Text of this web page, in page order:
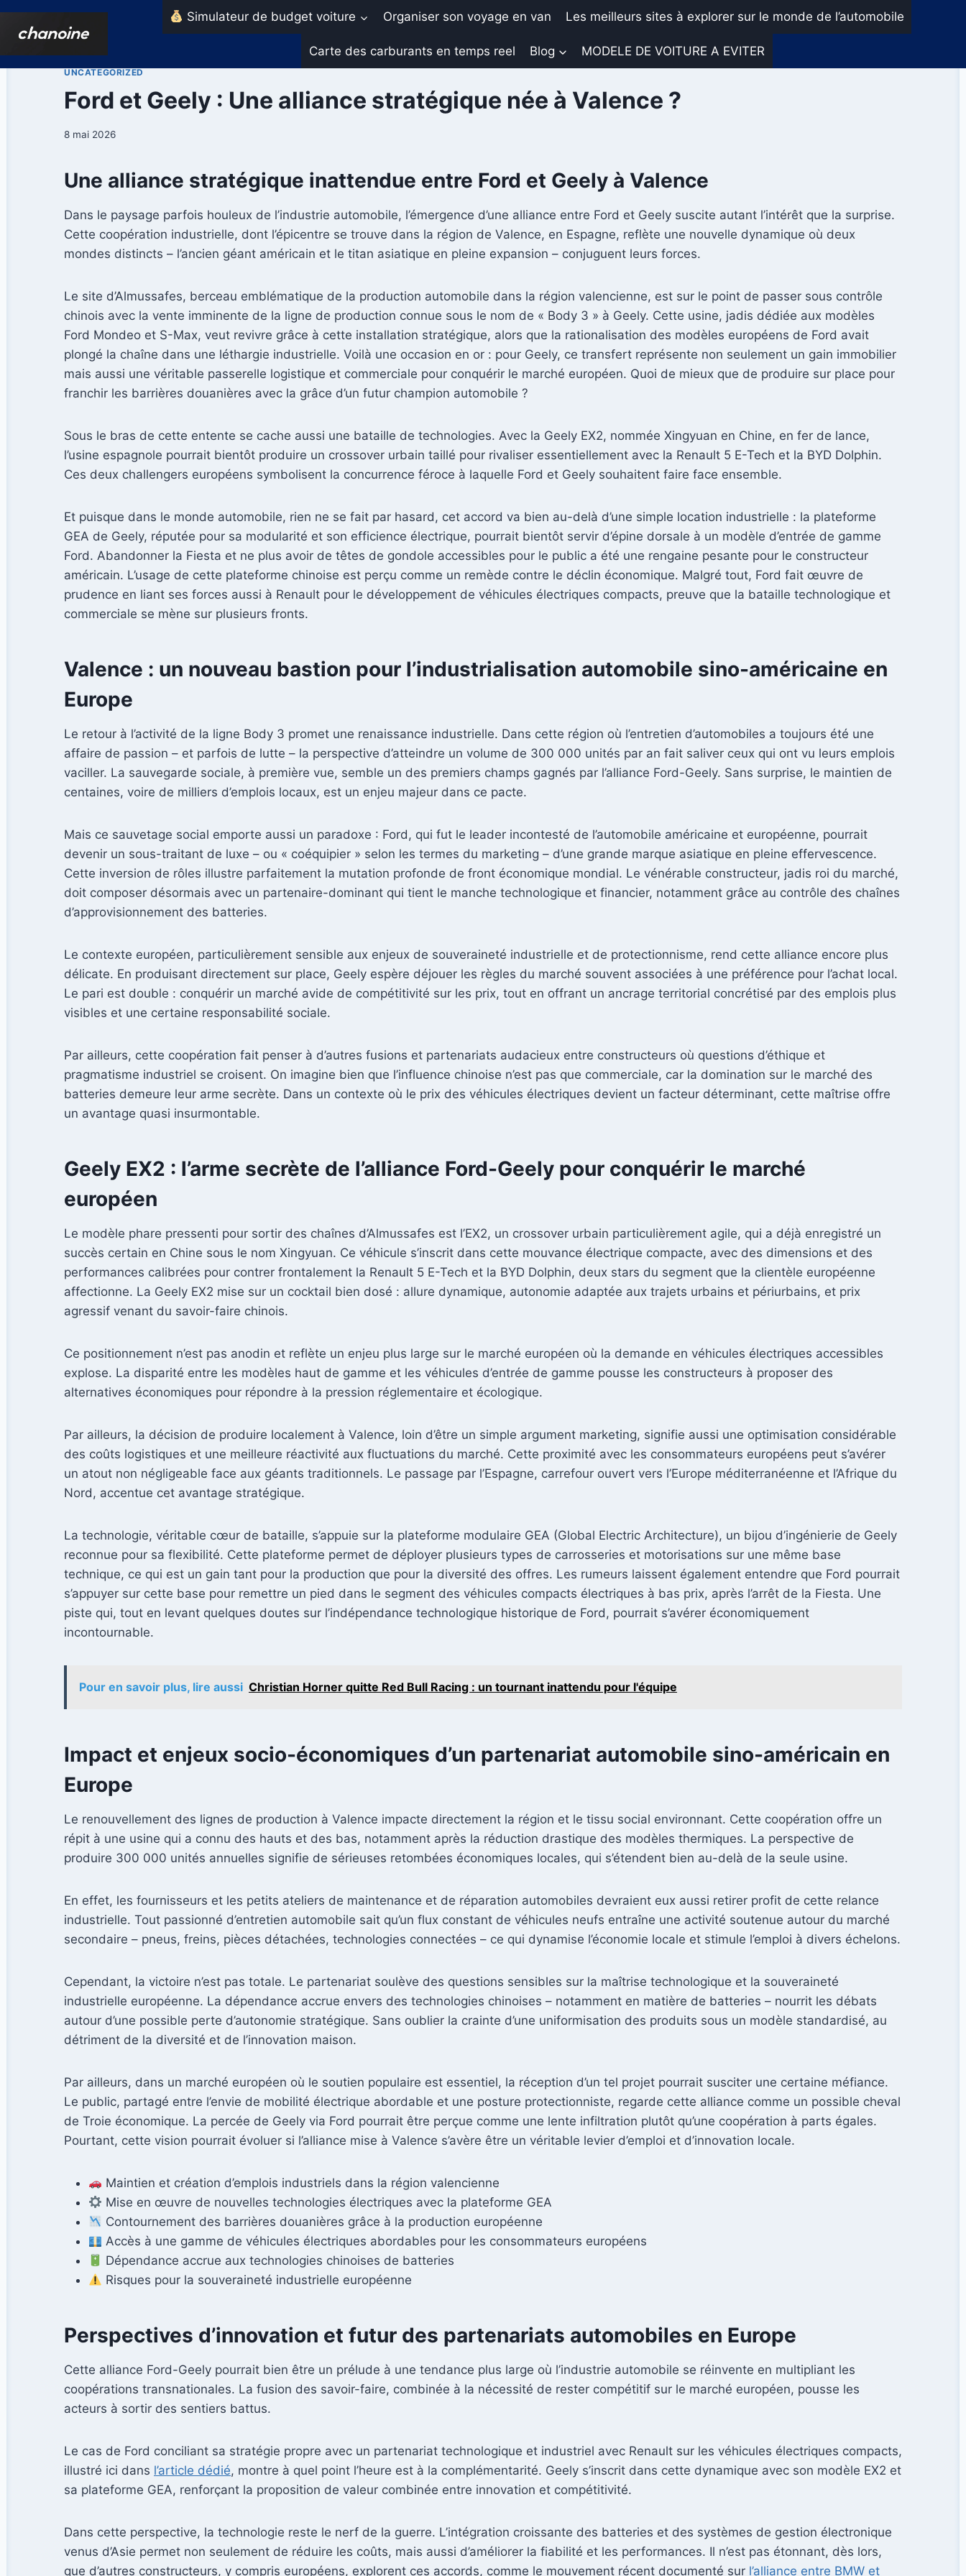
Aller
Simulateur de budget voiture Organiser son voyage en van Les meilleurs sites à explorer sur le monde de l’automobile
Carte des carburants en temps reel Blog MODELE DE VOITURE A EVITER
UNCATEGORIZED
Ford et Geely : Une alliance stratégique née à Valence ?
8 mai 2026
Une alliance stratégique inattendue entre Ford et Geely à Valence
Dans le paysage parfois houleux de l’industrie automobile, l’émergence d’une alliance entre Ford et Geely suscite autant l’intérêt que la surprise.
Cette coopération industrielle, dont l’épicentre se trouve dans la région de Valence, en Espagne, reflète une nouvelle dynamique où deux
mondes distincts – l’ancien géant américain et le titan asiatique en pleine expansion – conjuguent leurs forces.
Le site d’Almussafes, berceau emblématique de la production automobile dans la région valencienne, est sur le point de passer sous contrôle
chinois avec la vente imminente de la ligne de production connue sous le nom de « Body 3 » à Geely. Cette usine, jadis dédiée aux modèles
Ford Mondeo et S-Max, veut revivre grâce à cette installation stratégique, alors que la rationalisation des modèles européens de Ford avait
plongé la chaîne dans une léthargie industrielle. Voilà une occasion en or : pour Geely, ce transfert représente non seulement un gain immobilier
mais aussi une véritable passerelle logistique et commerciale pour conquérir le marché européen. Quoi de mieux que de produire sur place pour
franchir les barrières douanières avec la grâce d’un futur champion automobile ?
Sous le bras de cette entente se cache aussi une bataille de technologies. Avec la Geely EX2, nommée Xingyuan en Chine, en fer de lance,
l’usine espagnole pourrait bientôt produire un crossover urbain taillé pour rivaliser essentiellement avec la Renault 5 E-Tech et la BYD Dolphin.
Ces deux challengers européens symbolisent la concurrence féroce à laquelle Ford et Geely souhaitent faire face ensemble.
Et puisque dans le monde automobile, rien ne se fait par hasard, cet accord va bien au-delà d’une simple location industrielle : la plateforme
GEA de Geely, réputée pour sa modularité et son efficience électrique, pourrait bientôt servir d’épine dorsale à un modèle d’entrée de gamme
Ford. Abandonner la Fiesta et ne plus avoir de têtes de gondole accessibles pour le public a été une rengaine pesante pour le constructeur
américain. L’usage de cette plateforme chinoise est perçu comme un remède contre le déclin économique. Malgré tout, Ford fait œuvre de
prudence en liant ses forces aussi à Renault pour le développement de véhicules électriques compacts, preuve que la bataille technologique et
commerciale se mène sur plusieurs fronts.
Valence : un nouveau bastion pour l’industrialisation automobile sino-américaine en
Europe
Le retour à l’activité de la ligne Body 3 promet une renaissance industrielle. Dans cette région où l’entretien d’automobiles a toujours été une
affaire de passion – et parfois de lutte – la perspective d’atteindre un volume de 300 000 unités par an fait saliver ceux qui ont vu leurs emplois
vaciller. La sauvegarde sociale, à première vue, semble un des premiers champs gagnés par l’alliance Ford-Geely. Sans surprise, le maintien de
centaines, voire de milliers d’emplois locaux, est un enjeu majeur dans ce pacte.
Mais ce sauvetage social emporte aussi un paradoxe : Ford, qui fut le leader incontesté de l’automobile américaine et européenne, pourrait
devenir un sous-traitant de luxe – ou « coéquipier » selon les termes du marketing – d’une grande marque asiatique en pleine effervescence.
Cette inversion de rôles illustre parfaitement la mutation profonde de front économique mondial. Le vénérable constructeur, jadis roi du marché,
doit composer désormais avec un partenaire-dominant qui tient le manche technologique et financier, notamment grâce au contrôle des chaînes
d’approvisionnement des batteries.
Le contexte européen, particulièrement sensible aux enjeux de souveraineté industrielle et de protectionnisme, rend cette alliance encore plus
délicate. En produisant directement sur place, Geely espère déjouer les règles du marché souvent associées à une préférence pour l’achat local.
Le pari est double : conquérir un marché avide de compétitivité sur les prix, tout en offrant un ancrage territorial concrétisé par des emplois plus
visibles et une certaine responsabilité sociale.
Par ailleurs, cette coopération fait penser à d’autres fusions et partenariats audacieux entre constructeurs où questions d’éthique et
pragmatisme industriel se croisent. On imagine bien que l’influence chinoise n’est pas que commerciale, car la domination sur le marché des
batteries demeure leur arme secrète. Dans un contexte où le prix des véhicules électriques devient un facteur déterminant, cette maîtrise offre
un avantage quasi insurmontable.
Geely EX2 : l’arme secrète de l’alliance Ford-Geely pour conquérir le marché
européen
Le modèle phare pressenti pour sortir des chaînes d’Almussafes est l’EX2, un crossover urbain particulièrement agile, qui a déjà enregistré un
succès certain en Chine sous le nom Xingyuan. Ce véhicule s’inscrit dans cette mouvance électrique compacte, avec des dimensions et des
performances calibrées pour contrer frontalement la Renault 5 E-Tech et la BYD Dolphin, deux stars du segment que la clientèle européenne
affectionne. La Geely EX2 mise sur un cocktail bien dosé : allure dynamique, autonomie adaptée aux trajets urbains et périurbains, et prix
agressif venant du savoir-faire chinois.
Ce positionnement n’est pas anodin et reflète un enjeu plus large sur le marché européen où la demande en véhicules électriques accessibles
explose. La disparité entre les modèles haut de gamme et les véhicules d’entrée de gamme pousse les constructeurs à proposer des
alternatives économiques pour répondre à la pression réglementaire et écologique.
Par ailleurs, la décision de produire localement à Valence, loin d’être un simple argument marketing, signifie aussi une optimisation considérable
des coûts logistiques et une meilleure réactivité aux fluctuations du marché. Cette proximité avec les consommateurs européens peut s’avérer
un atout non négligeable face aux géants traditionnels. Le passage par l’Espagne, carrefour ouvert vers l’Europe méditerranéenne et l’Afrique du
Nord, accentue cet avantage stratégique.
La technologie, véritable cœur de bataille, s’appuie sur la plateforme modulaire GEA (Global Electric Architecture), un bijou d’ingénierie de Geely
reconnue pour sa flexibilité. Cette plateforme permet de déployer plusieurs types de carrosseries et motorisations sur une même base
technique, ce qui est un gain tant pour la production que pour la diversité des offres. Les rumeurs laissent également entendre que Ford pourrait
s’appuyer sur cette base pour remettre un pied dans le segment des véhicules compacts électriques à bas prix, après l’arrêt de la Fiesta. Une
piste qui, tout en levant quelques doutes sur l’indépendance technologique historique de Ford, pourrait s’avérer économiquement
incontournable.
Pour en savoir plus, lire aussi Christian Horner quitte Red Bull Racing : un tournant inattendu pour l'équipe
Impact et enjeux socio-économiques d’un partenariat automobile sino-américain en
Europe
Le renouvellement des lignes de production à Valence impacte directement la région et le tissu social environnant. Cette coopération offre un
répit à une usine qui a connu des hauts et des bas, notamment après la réduction drastique des modèles thermiques. La perspective de
produire 300 000 unités annuelles signifie de sérieuses retombées économiques locales, qui s’étendent bien au-delà de la seule usine.
En effet, les fournisseurs et les petits ateliers de maintenance et de réparation automobiles devraient eux aussi retirer profit de cette relance
industrielle. Tout passionné d’entretien automobile sait qu’un flux constant de véhicules neufs entraîne une activité soutenue autour du marché
secondaire – pneus, freins, pièces détachées, technologies connectées – ce qui dynamise l’économie locale et stimule l’emploi à divers échelons.
Cependant, la victoire n’est pas totale. Le partenariat soulève des questions sensibles sur la maîtrise technologique et la souveraineté
industrielle européenne. La dépendance accrue envers des technologies chinoises – notamment en matière de batteries – nourrit les débats
autour d’une possible perte d’autonomie stratégique. Sans oublier la crainte d’une uniformisation des produits sous un modèle standardisé, au
détriment de la diversité et de l’innovation maison.
Par ailleurs, dans un marché européen où le soutien populaire est essentiel, la réception d’un tel projet pourrait susciter une certaine méfiance.
Le public, partagé entre l’envie de mobilité électrique abordable et une posture protectionniste, regarde cette alliance comme un possible cheval
de Troie économique. La percée de Geely via Ford pourrait être perçue comme une lente infiltration plutôt qu’une coopération à parts égales.
Pourtant, cette vision pourrait évoluer si l’alliance mise à Valence s’avère être un véritable levier d’emploi et d’innovation locale.
Maintien et création d’emplois industriels dans la région valencienne
Mise en œuvre de nouvelles technologies électriques avec la plateforme GEA
Contournement des barrières douanières grâce à la production européenne
Accès à une gamme de véhicules électriques abordables pour les consommateurs européens
Dépendance accrue aux technologies chinoises de batteries
Risques pour la souveraineté industrielle européenne
Perspectives d’innovation et futur des partenariats automobiles en Europe
Cette alliance Ford-Geely pourrait bien être un prélude à une tendance plus large où l’industrie automobile se réinvente en multipliant les
coopérations transnationales. La fusion des savoir-faire, combinée à la nécessité de rester compétitif sur le marché européen, pousse les
acteurs à sortir des sentiers battus.
Le cas de Ford conciliant sa stratégie propre avec un partenariat technologique et industriel avec Renault sur les véhicules électriques compacts,
illustré ici dans l’article dédié, montre à quel point l’heure est à la complémentarité. Geely s’inscrit dans cette dynamique avec son modèle EX2 et
sa plateforme GEA, renforçant la proposition de valeur combinée entre innovation et compétitivité.
Dans cette perspective, la technologie reste le nerf de la guerre. L’intégration croissante des batteries et des systèmes de gestion électronique
venus d’Asie permet non seulement de réduire les coûts, mais aussi d’améliorer la fiabilité et les performances. Il n’est pas étonnant, dès lors,
que d’autres constructeurs, y compris européens, explorent ces accords, comme le mouvement récent documenté sur l’alliance entre BMW et